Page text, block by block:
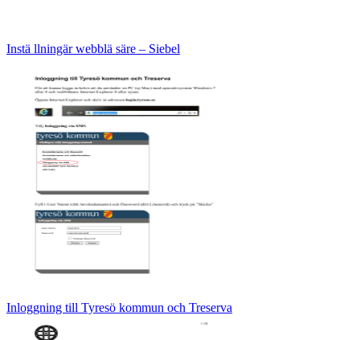
Instä llningär webblä säre – Siebel
Inloggning till Tyresö kommun och Treserva